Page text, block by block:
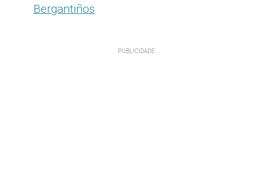
Bergantiños